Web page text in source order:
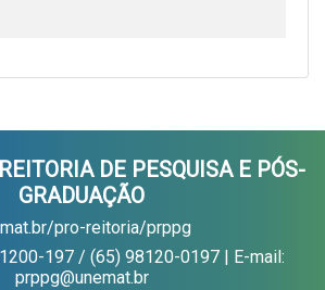
DE PESQUISA E PÓS-
GRADUAÇÃO
pro-reitoria/prppg
197 / (65) 98120-0197 | E-mail:
prppg@unemat.br